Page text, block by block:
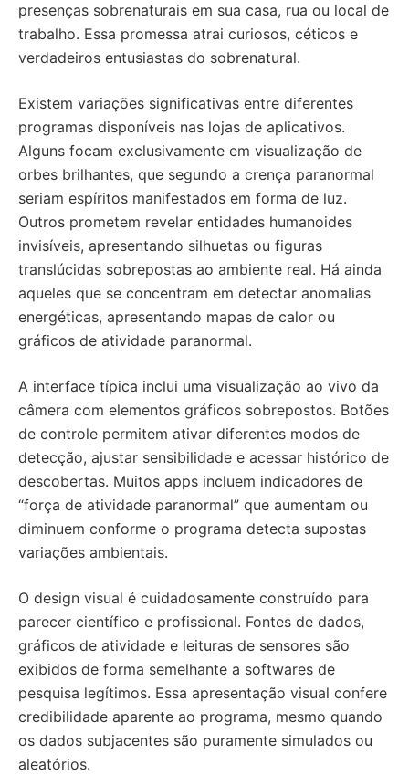
presenças sobrenaturais em sua casa, rua ou local de
trabalho. Essa promessa atrai curiosos, céticos e
verdadeiros entusiastas do sobrenatural.
Existem variações significativas entre diferentes
programas disponíveis nas lojas de aplicativos.
Alguns focam exclusivamente em visualização de
orbes brilhantes, que segundo a crença paranormal
seriam espíritos manifestados em forma de luz.
Outros prometem revelar entidades humanoides
invisíveis, apresentando silhuetas ou figuras
translúcidas sobrepostas ao ambiente real. Há ainda
aqueles que se concentram em detectar anomalias
energéticas, apresentando mapas de calor ou
gráficos de atividade paranormal.
A interface típica inclui uma visualização ao vivo da
câmera com elementos gráficos sobrepostos. Botões
de controle permitem ativar diferentes modos de
detecção, ajustar sensibilidade e acessar histórico de
descobertas. Muitos apps incluem indicadores de
“força de atividade paranormal” que aumentam ou
diminuem conforme o programa detecta supostas
variações ambientais.
O design visual é cuidadosamente construído para
parecer científico e profissional. Fontes de dados,
gráficos de atividade e leituras de sensores são
exibidos de forma semelhante a softwares de
pesquisa legítimos. Essa apresentação visual confere
credibilidade aparente ao programa, mesmo quando
os dados subjacentes são puramente simulados ou
aleatórios.